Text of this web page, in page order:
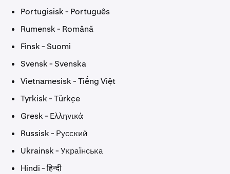
Portugisisk - Português
Rumensk - Română
Finsk - Suomi
Svensk - Svenska
Vietnamesisk - Tiếng Việt
Tyrkisk - Türkçe
Gresk - Ελληνικά
Russisk - Русский
Ukrainsk - Українська
Hindi - हिन्दी